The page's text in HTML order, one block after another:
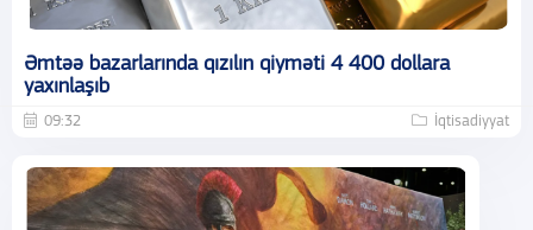
Əmtəə bazarlarında qızılın qiyməti 4 400 dollara
yaxınlaşıb
09:32 İqtisadiyyat